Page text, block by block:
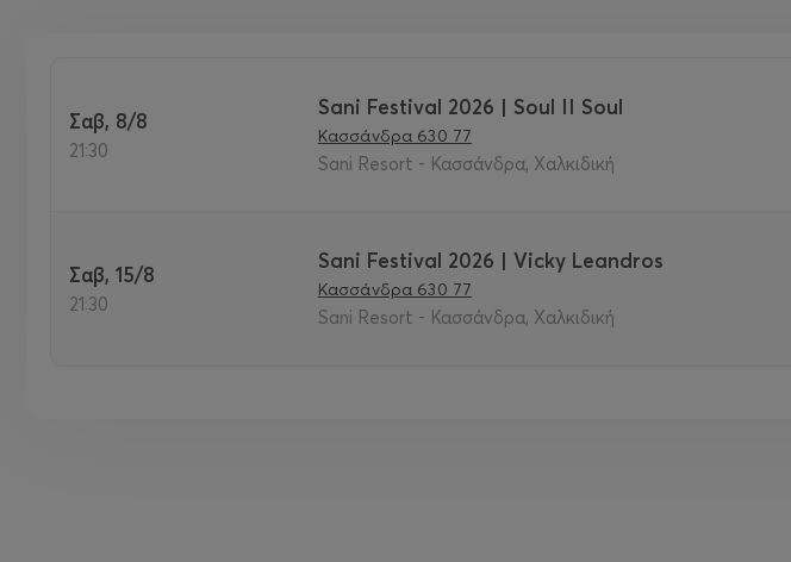
Σαβ, 8/8
21:30
Sani Festival 2026 | Soul II Soul
Κασσάνδρα 630 77
Sani Resort - Κασσάνδρα, Χαλκιδική
Σαβ, 15/8
21:30
Sani Festival 2026 | Vicky Leandros
Κασσάνδρα 630 77
Sani Resort - Κασσάνδρα, Χαλκιδική